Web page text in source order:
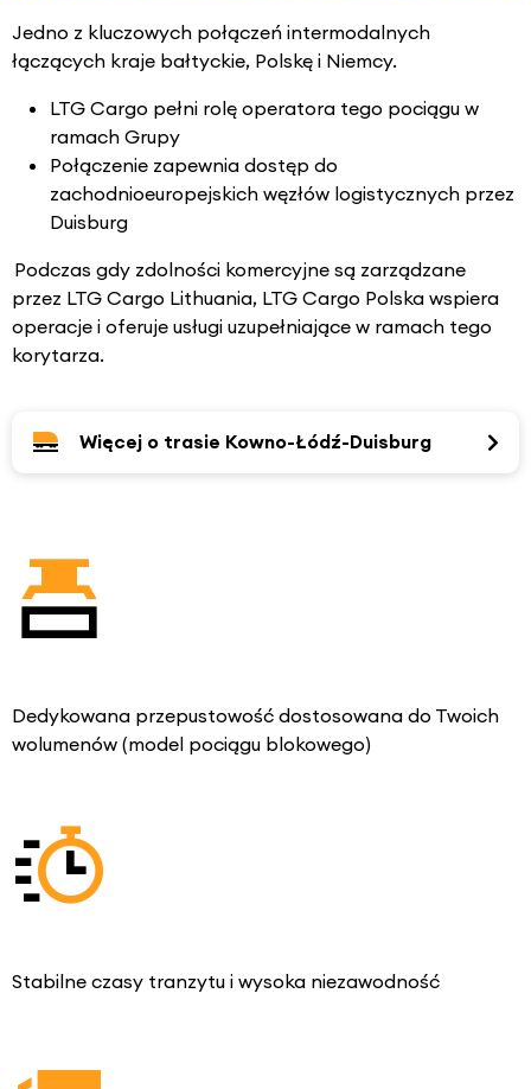
Jedno z kluczowych połączeń intermodalnych
łączących kraje bałtyckie, Polskę i Niemcy.
LTG Cargo pełni rolę operatora tego pociągu w
ramach Grupy
Połączenie zapewnia dostęp do
zachodnioeuropejskich węzłów logistycznych przez
Duisburg
Podczas gdy zdolności komercyjne są zarządzane
przez LTG Cargo Lithuania, LTG Cargo Polska wspiera
operacje i oferuje usługi uzupełniające w ramach tego
korytarza.
Więcej o trasie Kowno-Łódź-Duisburg
Dedykowana przepustowość dostosowana do Twoich
wolumenów (model pociągu blokowego)
Stabilne czasy tranzytu i wysoka niezawodność